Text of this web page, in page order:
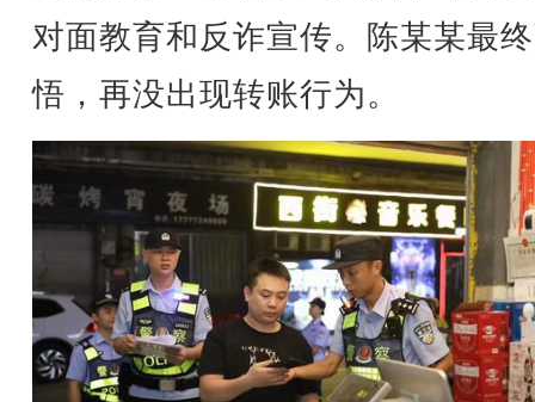
对面教育和反诈宣传。陈某某最
悟，再没出现转账行为。